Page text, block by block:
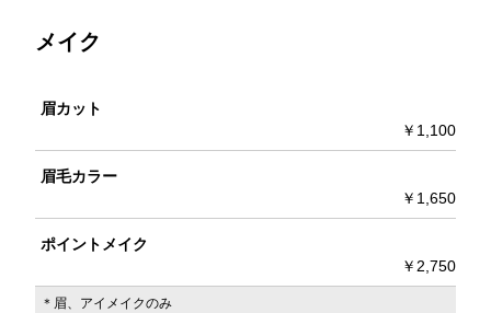
メイク
眉カット
￥1,100
眉毛カラー
￥1,650
ポイントメイク
￥2,750
＊眉、アイメイクのみ